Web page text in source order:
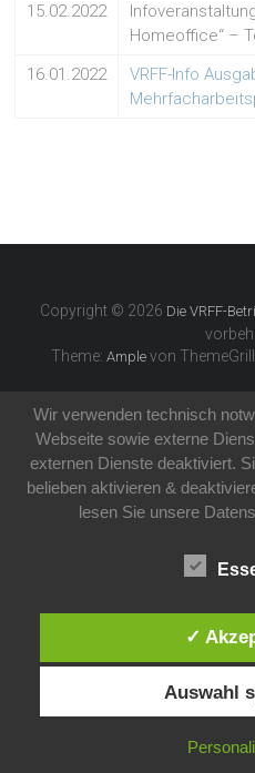
15.02.2022
Homeoffice“ –
16.01.2022
VRFF-Info
Copyright © 2026 Die VRFF-
Theme:Ample von
Wir verwenden technisch
Webseite sowie externe
externen Dienste deaktiviert.
belieben aktivieren &
lesen Sie unsere
✓
Auswahl